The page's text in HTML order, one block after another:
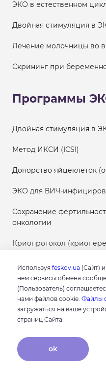
Используя feskov.ua (Сайт)
нем сервисы обмена
(Пользователь)
нами файлов cookie. Файлы
загружаться на ваше
страниц Сайта.
ok
ЭКО в естественном
Двойная стимуляция в
Лечение молочницы во
Скрининг при
Программы
Двойная стимуляция в
Метод ИКСИ (ICSI)
Донорство яйцеклеток
ЭКО для ВИЧ-
Сохранение
онкологии
Криопротокол
Результаты
исследований
Контакты